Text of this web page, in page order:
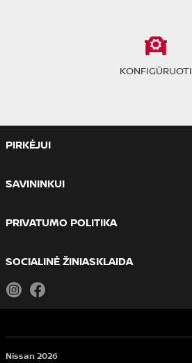
KONFIGŪRUOTI
PIRKĖJUI
SAVININKUI
PRIVATUMO POLITIKA
SOCIALINĖ ŽINIASKLAIDA
Instagram
Nissan 2026